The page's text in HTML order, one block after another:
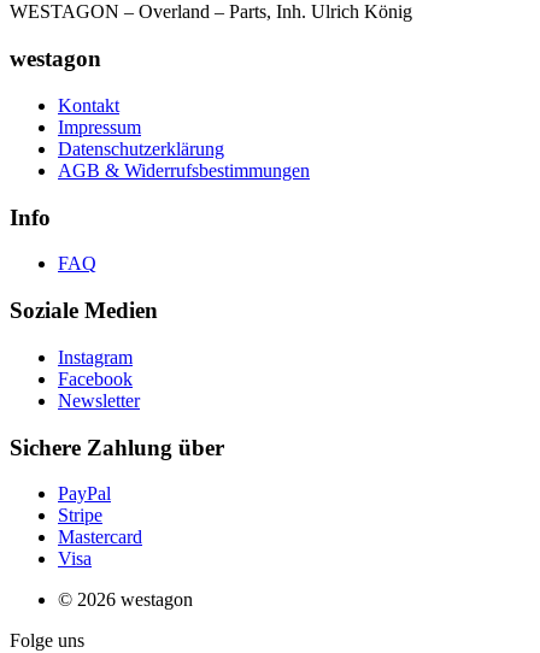
WESTAGON – Overland – Parts, Inh. Ulrich König
westagon
Kontakt
Impressum
Datenschutzerklärung
AGB & Widerrufsbestimmungen
Info
FAQ
Soziale Medien
Instagram
Facebook
Newsletter
Sichere Zahlung über
PayPal
Stripe
Mastercard
Visa
© 2026 westagon
Folge uns